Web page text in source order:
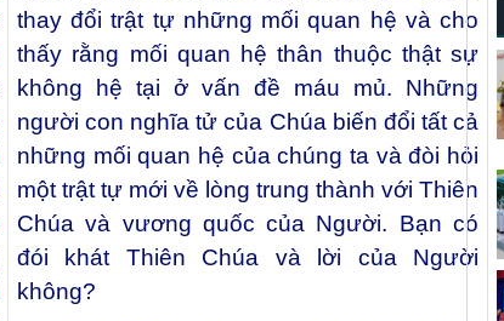
thay đổi trật tự những mối quan hệ và cho
thấy rằng mối quan hệ thân thuộc thật sự
không hệ tại ở vấn đề máu mủ. Những
người con nghĩa tử của Chúa biến đổi tất cả
những mối quan hệ của chúng ta và đòi hỏi
một trật tự mới về lòng trung thành với Thiên
Chúa và vương quốc của Người. Bạn có
đói khát Thiên Chúa và lời của Người
không?